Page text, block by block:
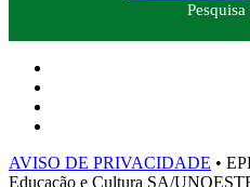
AVISO DE PRIVACIDADE •
Educação e Cultura SA/